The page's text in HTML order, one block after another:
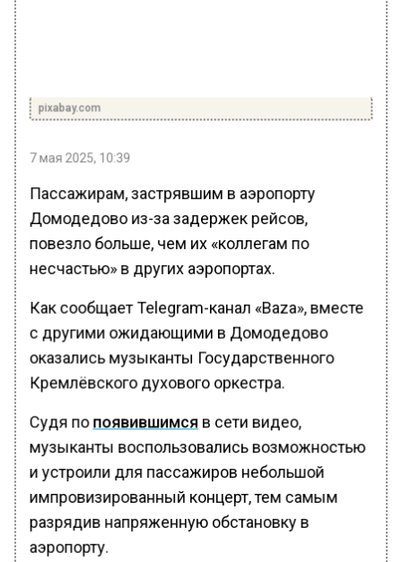
pixabay.com
7 мая 2025, 10:39
Пассажирам, застрявшим в аэропорту
Домодедово из-за задержек рейсов,
повезло больше, чем их «коллегам по
несчастью» в других аэропортах.
Как сообщает Telegram-канал «Baza», вместе
с другими ожидающими в Домодедово
оказались музыканты Государственного
Кремлёвского духового оркестра.
Судя попоявившимся в сети видео,
музыканты воспользовались возможностью
и устроили для пассажиров небольшой
импровизированный концерт, тем самым
разрядив напряженную обстановку в
аэропорту.